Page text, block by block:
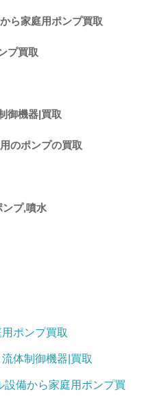
ら家庭用ポンプ買取
プ買取
御機器|買取
のポンプの買取
プ,噴水
ポンプ買取
体制御機器|買取
設備から家庭用ポンプ買